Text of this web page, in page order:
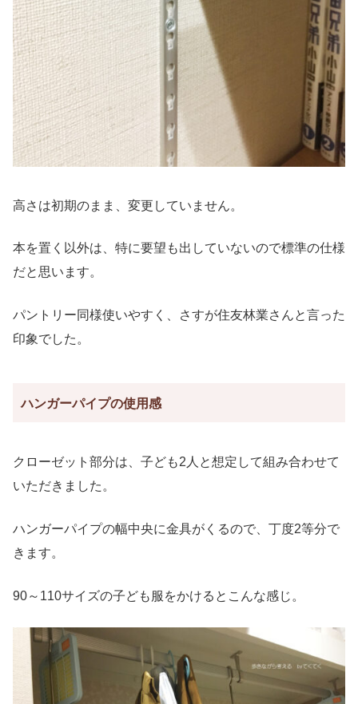
高さは初期のまま、変更していません。
本を置く以外は、特に要望も出していないので標準の仕様
だと思います。
パントリー同様使いやすく、さすが住友林業さんと言った
印象でした。
ハンガーパイプの使用感
クローゼット部分は、子ども2人と想定して組み合わせて
いただきました。
ハンガーパイプの幅中央に金具がくるので、丁度2等分で
きます。
90～110サイズの子ども服をかけるとこんな感じ。